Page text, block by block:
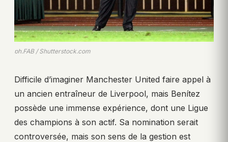
ph.FAB / Shutterstock.com
Difficile d’imaginer Manchester United faire appel à
un ancien entraîneur de Liverpool, mais Benítez
possède une immense expérience, dont une Ligue
des champions à son actif. Sa nomination serait
controversée, mais son sens de la gestion est